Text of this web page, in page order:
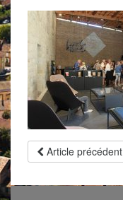
Article précédent